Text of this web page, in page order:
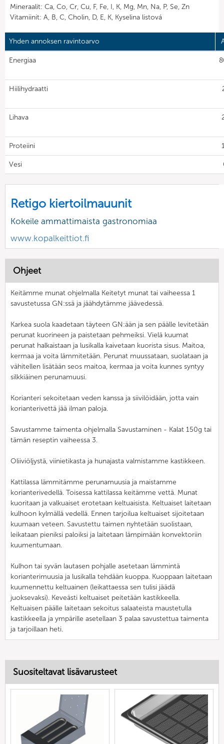
Mineraalit: Ca, Co, Cr, Cu, F, Fe, I, K, Mg, Mn, Na, P, Se, Zn
Vitamiinit: A, B, C, Cholin, D, E, K, Kyselina listová
Yhden annoksen ravintoarvo
Energiaa
Hiilihydraatti
Lihava
Proteiini
Vesi
Retigo kiertoilmauunit
Kokeile ammattimaista gastronomiaa
www.kopalkeittiot.fi
Ohjeet
Keitämme munat ohjelmalla Keitetyt munat tai vaiheessa 1
savustetussa GN:ssä ja jäähdytämme jäävedessä.
Karkea suola kaadetaan täyteen GN:ään ja sen päälle levitetään
perunat kuorineen ja paistetaan pehmeiksi. Vielä kuumat
perunat halkaistaan ja lusikalla kaivetaan kuorista sisus. Maitoa,
kermaa ja voita lämmitetään. Perunat muussataan, suolataan ja
vähitellen lisätään seos maitoa, kermaa ja voita kunnes syntyy
silkkiäinen perunamuusi.
Korianteri sekoitetaan veden kanssa ja siivilöidään, jotta vain
korianterivettä jää ilman paloja.
Savustamme taimenta ohjelmalla Savustaminen - Kalat 150g tai
tämän reseptin vaiheessa 3.
Oliiviöljystä, viinietikasta ja hunajasta valmistamme kastikkeen.
Kattilassa lämmitämme perunamuusia ja maistamme
korianterivedellä. Toisessa kattilassa keitämme vettä. Munat
kuoritaan ja valkuaiset erotetaan keltuaisista. Keltuaiset laitetaan
kulhoon kylmällä vedellä. Ennen tarjoilua keltuaiset sijoitetaan
kuumaan veteen. Savustettu taimen nyhtetään suolistaan,
leikataan pieniksi paloiksi ja laitetaan lämpimään konvektoriin
kuumentumaan.
Kulhon tai syvän lautasen pohjalle asetetaan lämmintä
korianterimuusia ja lusikalla tehdään kuoppa. Kuoppaan laitetaan
kuumennettu keltuainen (leikattaessa sen tulisi jäädä
juoksevaksi). Keveästi keltuaiset peitetään kastikkeella.
Keltuaisen päälle laitetaan sekoitus salaateista maustetulla
kastikkeella ja ympärille asetellaan 3 palaa savustettua taimenta
ja tarjoillaan heti.
Suositeltavat lisävarusteet